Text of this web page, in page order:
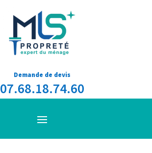
Demande de devis
07.68.18.74.60